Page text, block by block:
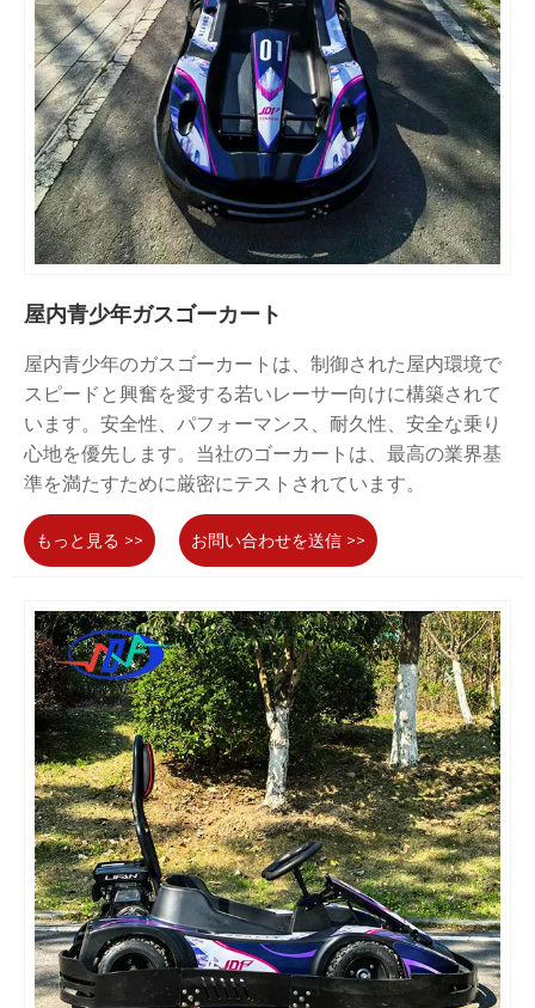
屋内青少年ガスゴーカート
屋内青少年のガスゴーカートは、制御された屋内環境で
スピードと興奮を愛する若いレーサー向けに構築されて
います。安全性、パフォーマンス、耐久性、安全な乗り
心地を優先します。当社のゴーカートは、最高の業界基
準を満たすために厳密にテストされています。
もっと見る >> お問い合わせを送信 >>